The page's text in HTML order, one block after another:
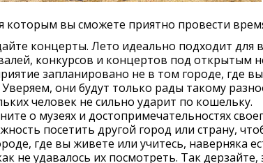
которым вы сможете приятно провести
концерты. Лето идеально подходит для
конкурсов и концертов под открытым
запланировано не в том городе, где
Уверяем, они будут только рады такому
человек не сильно ударит по кошельку.
о музеях и достопримечательностях
посетить другой город или страну,
где вы живете или учитесь, наверняка
не удавалось их посмотреть. Так